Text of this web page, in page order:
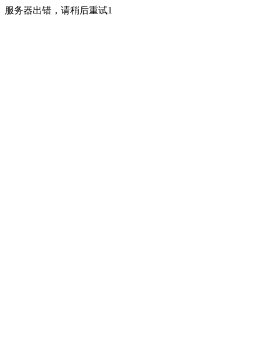
服务器出错，请稍后重试1